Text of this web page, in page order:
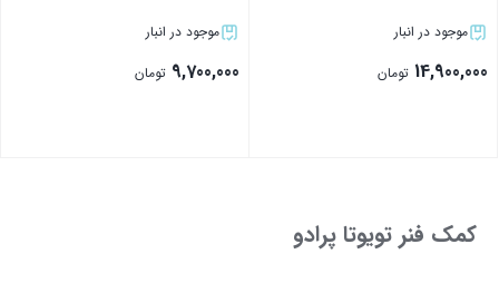
موجود در انبار
14,900,000 تومان
موجود در انبار
9,700,000 تومان
کمک فنر تویوتا پرادو